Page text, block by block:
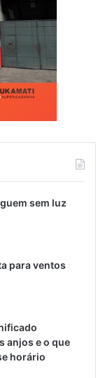
sem luz
para ventos
anjos e o que
horário